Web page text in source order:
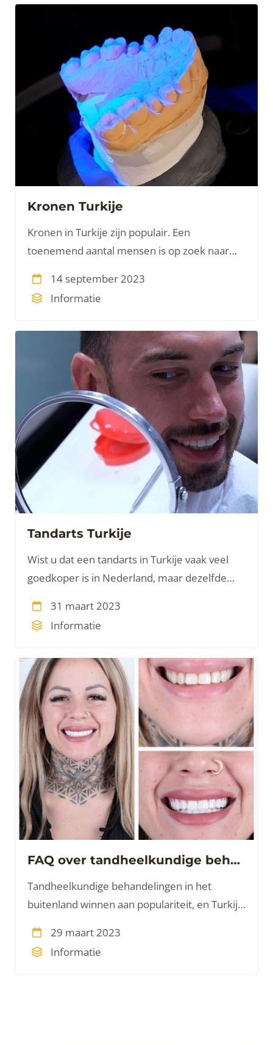
Kronen Turkije
Kronen in Turkije zijn populair. Een
toenemend aantal mensen is op zoek naar
zorg. Tandkronen zijn een bekende
tandheelkundige behandeling om
herstellen en verbeteren.
14 september 2023
Informatie
Tandarts Turkije
Wist u dat een tandarts in Turkije vaak veel
goedkoper is in Nederland, maar dezelfde
gezond gebit is het ultieme
schoonheidsideaal. Helaas is het niet altijd
te behoud
31 maart 2023
Informatie
FAQ over tandheelkundige behandelingen in Turkije
Tandheelkundige behandelingen in het
buitenland winnen aan populariteit, en Turkije
tandheelkundige zorg.
29 maart 2023
Informatie